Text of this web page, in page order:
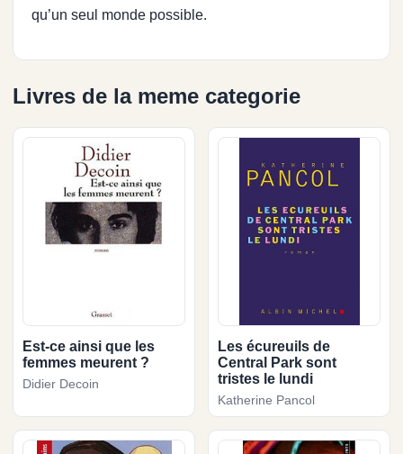
qu’un seul monde possible.
Livres de la meme categorie
Est-ce ainsi que les
femmes meurent ?
Didier Decoin
Les écureuils de
Central Park sont
tristes le lundi
Katherine Pancol